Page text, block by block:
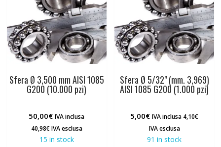
Sfera Ø 3,500 mm AISI 1085
G200 (10.000 pzi)
50,00€ IVA inclusa
40,98€IVA esclusa
15 in stock
Sfera Ø 5/32" (mm. 3,969)
AISI 1085 G200 (1.000 pzi)
5,00€ IVA inclusa 4,10€
IVA esclusa
91 in stock